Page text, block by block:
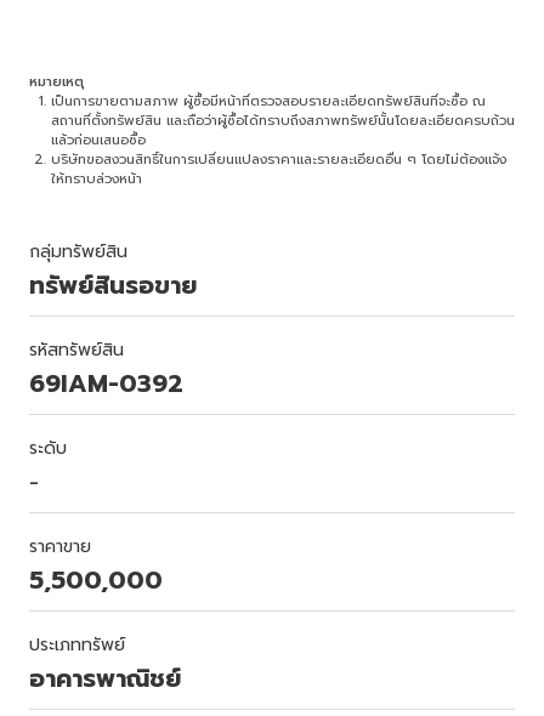
หมายเหตุ
เป็นการขายตามสภาพ ผู้ซื้อมีหน้าที่ตรวจสอบรายละเอียดทรัพย์สินที่จะซื้อ ณ
สถานที่ตั้งทรัพย์สิน และถือว่าผู้ซื้อได้ทราบถึงสภาพทรัพย์นั้นโดยละเอียดครบถ้วน
แล้วก่อนเสนอซื้อ
บริษัทขอสงวนสิทธิ์ในการเปลี่ยนแปลงราคาและรายละเอียดอื่น ๆ โดยไม่ต้องแจ้ง
ให้ทราบล่วงหน้า
กลุ่มทรัพย์สิน
ทรัพย์สินรอขาย
รหัสทรัพย์สิน
69IAM-0392
ระดับ
-
ราคาขาย
5,500,000
ประเภททรัพย์
อาคารพาณิชย์